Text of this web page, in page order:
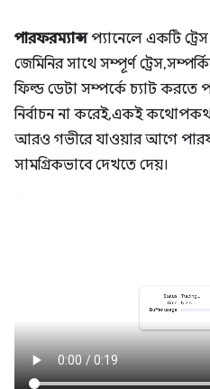
পারফরম্যান্সপ্যানেলে একটি
জেমিনির সাথে সম্পূর্ণ ট্রেস,
ফিল্ড ডেটা সম্পর্কে চ্যাট করতে
নির্বাচন না করেই, একই
আরও গভীরে যাওয়ার আগে
সামগ্রিকভাবে দেখতে দেয়।